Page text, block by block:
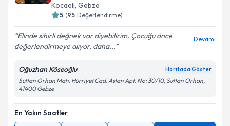
Kocaeli, Gebze
5 (95 Değerlendirme)
Elinde sihirli değnek var diyebilirim. Çocuğu önce
değerlendirmeye alıyor, daha...
Devamı
Oğuzhan Köseoğlu Haritada Göster
Sultan Orhan Mah. Hürriyet Cad. Aslan Apt. No: 30/10, Sultan Orhan,
41400 Gebze
En Yakın Saatler